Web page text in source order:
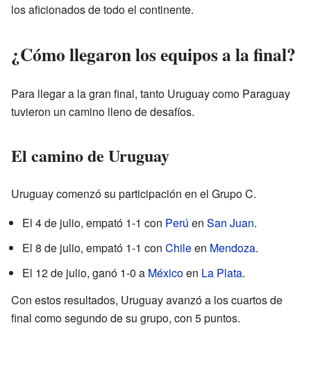
los aficionados de todo el continente.
¿Cómo llegaron los equipos a la final?
Para llegar a la gran final, tanto Uruguay como Paraguay
tuvieron un camino lleno de desafíos.
El camino de Uruguay
Uruguay comenzó su participación en el Grupo C.
El 4 de julio, empató 1-1 con Perú en San Juan.
El 8 de julio, empató 1-1 con Chileen Mendoza.
El 12 de julio, ganó 1-0 a Méxicoen La Plata.
Con estos resultados, Uruguay avanzó a los cuartos de
final como segundo de su grupo, con 5 puntos.